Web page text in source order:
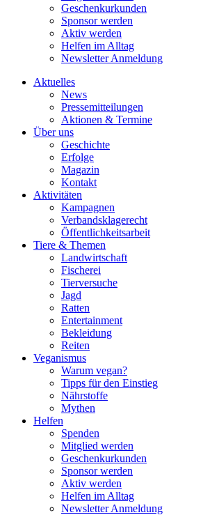
Geschenkurkunden
Sponsor werden
Aktiv werden
Helfen im Alltag
Newsletter Anmeldung
Aktuelles
News
Pressemitteilungen
Aktionen & Termine
Über uns
Geschichte
Erfolge
Magazin
Kontakt
Aktivitäten
Kampagnen
Verbandsklagerecht
Öffentlichkeitsarbeit
Tiere & Themen
Landwirtschaft
Fischerei
Tierversuche
Jagd
Ratten
Entertainment
Bekleidung
Reiten
Veganismus
Warum vegan?
Tipps für den Einstieg
Nährstoffe
Mythen
Helfen
Spenden
Mitglied werden
Geschenkurkunden
Sponsor werden
Aktiv werden
Helfen im Alltag
Newsletter Anmeldung